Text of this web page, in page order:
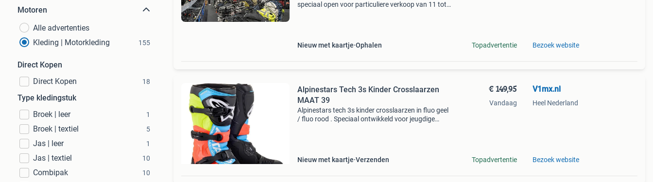
Motoren
Alle advertenties
Kleding | Motorkleding
155
Direct Kopen
Direct Kopen
18
Type kledingstuk
Broek | leer
1
Broek | textiel 5
Jas | leer 1
Jas | textiel 10
Combipak 10
speciaal open voor particuliere verkoop van 11 tot
Nieuw met kaartje Ophalen Topadvertentie Bezoek website
Alpinestars Tech 3s Kinder Crosslaarzen
MAAT 39
Alpinestars tech 3s kinder crosslaarzen in fluo geel
/ fluo rood . Speciaal ontwikkeld voor jeugdige
Nieuw met kaartje Verzenden
€ 149,95
Vandaag
Topadvertentie
V1mx.nl
Heel Nederland
Bezoek website